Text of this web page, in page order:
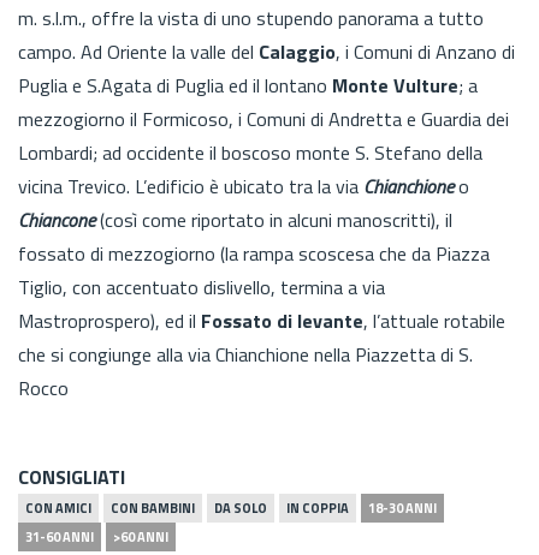
m. s.l.m., offre la vista di uno stupendo panorama a tutto
campo. Ad Oriente la valle del Calaggio, i Comuni di Anzano di
Puglia e S.Agata di Puglia ed il lontano Monte Vulture; a
mezzogiorno il Formicoso, i Comuni di Andretta e Guardia dei
Lombardi; ad occidente il boscoso monte S. Stefano della
vicina Trevico. L’edificio è ubicato tra la via Chianchioneo
Chiancone(così come riportato in alcuni manoscritti), il
fossato di mezzogiorno (la rampa scoscesa che da Piazza
Tiglio, con accentuato dislivello, termina a via
Mastroprospero), ed il Fossato di levante, l’attuale rotabile
che si congiunge alla via Chianchione nella Piazzetta di S.
Rocco
CONSIGLIATI
CON AMICI CON BAMBINI DA SOLO IN COPPIA
18-30 ANNI
31-60 ANNI
>60 ANNI